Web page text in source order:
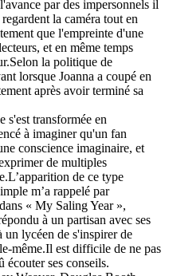
par des impersonnels il
la caméra tout en
que l'empreinte d'une
et en même temps
la politique de
lorsque Joanna a coupé en
après avoir terminé sa
s'est transformée en
à imaginer qu'un fan
conscience imaginaire, et
de multiples
de ce type
m’a rappelé par
« My Saling Year »,
à un partisan avec ses
un lycéen de s'inspirer de
même.Il est difficile de ne pas
ses conseils.